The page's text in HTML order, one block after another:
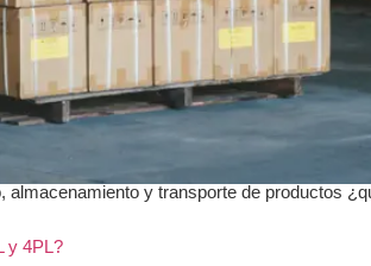
y transporte de productos
y 4PL?